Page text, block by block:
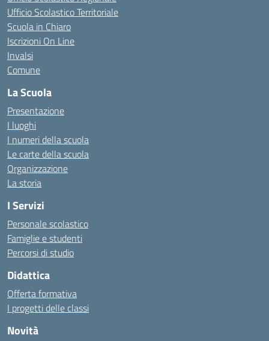
Ufficio Scolastico Territoriale
Scuola in Chiaro
Iscrizioni On Line
Invalsi
Comune
La Scuola
Presentazione
I luoghi
I numeri della scuola
Le carte della scuola
Organizzazione
La storia
I Servizi
Personale scolastico
Famiglie e studenti
Percorsi di studio
Didattica
Offerta formativa
I progetti delle classi
Novità